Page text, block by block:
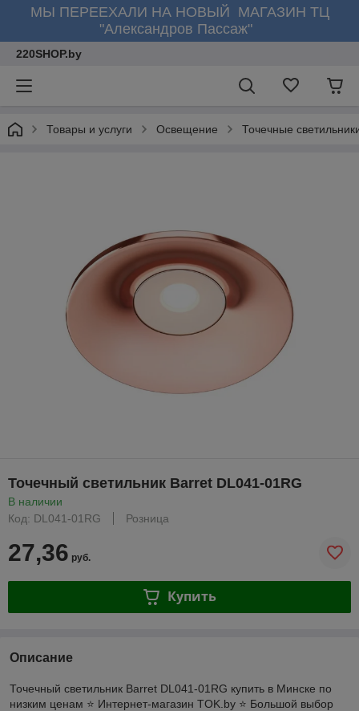
МЫ ПЕРЕЕХАЛИ НА НОВЫЙ МАГАЗИН ТЦ
"Александров Пассаж"
220SHOP.by
Товары и услуги Освещение Точечные
Точечный светильник Barret DL041-01RG
В наличии
Код: DL041-01RG
Розница
27,36 руб.
Купить
Описание
Точечный светильник Barret DL041-01RG купить в Минске по
низким ценам ⭐️ Интернет-магазин TOK.by ⭐️ Большой выбор